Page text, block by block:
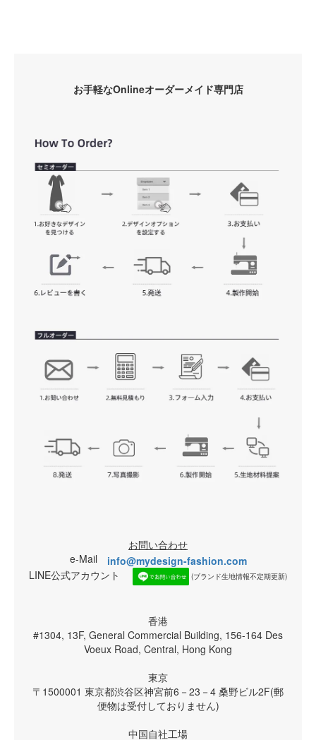
お手軽なOnlineオーダーメイド専門店
お問い合わせ
e-Mail info@mydesign-fashion.com
LINE公式アカウント
(ブランド生地情報不定期更新)
香港
#1304, 13F, General Commercial Building, 156-164 Des
Voeux Road, Central, Hong Kong
東京
〒1500001 東京都渋谷区神宮前6－23－4 桑野ビル2F(郵
便物は受付しておりません)
中国自社工場